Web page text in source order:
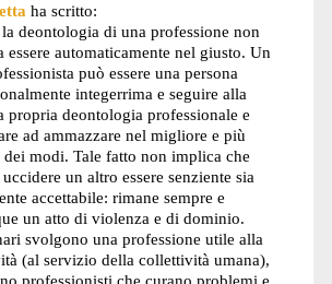
ha scritto:
la deontologia di una professione non
essere automaticamente nel giusto. Un
può essere una persona
integerrima e seguire alla
propria deontologia professionale e
ad ammazzare nel migliore e più
dei modi. Tale fatto non implica che
un altro essere senziente sia
accettabile: rimane sempre e
un atto di violenza e di dominio.
svolgono una professione utile alla
(al servizio della collettività umana),